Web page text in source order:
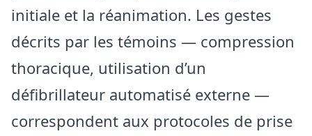
initiale et la réanimation. Les gestes
décrits par les témoins — compression
thoracique, utilisation d’un
défibrillateur automatisé externe —
correspondent aux protocoles de prise